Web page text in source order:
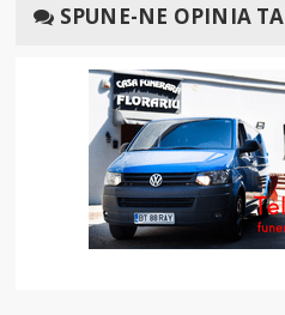
SPUNE-NE OPINIA TA